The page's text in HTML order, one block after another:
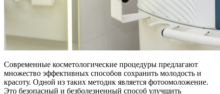
Современные косметологические процедуры предлагают
множество эффективных способов сохранить молодость и
красоту. Одной из таких методик является фотоомоложение.
Это безопасный и безболезненный способ улучшить